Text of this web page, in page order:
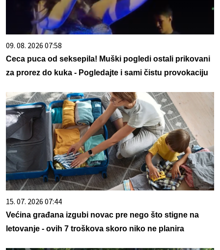
09. 08. 2026 07:58
Ceca puca od seksepila! Muški pogledi ostali prikovani
za prorez do kuka - Pogledajte i sami čistu provokaciju
15. 07. 2026 07:44
Većina građana izgubi novac pre nego što stigne na
letovanje - ovih 7 troškova skoro niko ne planira